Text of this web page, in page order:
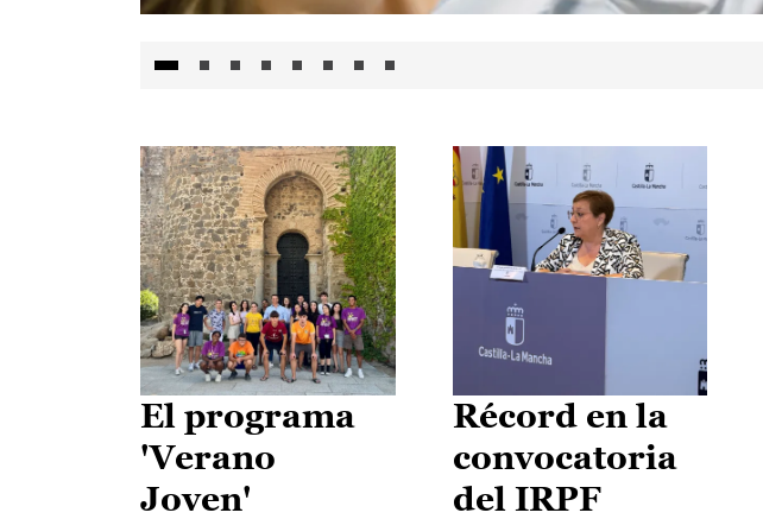
El programa
'Verano
Joven'
Récord en la
convocatoria
del IRPF